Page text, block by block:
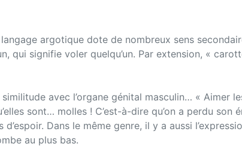
argotique dote de nombreux sens
qui signifie voler quelqu’un. Par extension, «
avec l’organe génital masculin… « Aimer
sont… molles ! C’est-à-dire qu’on a perdu
d’espoir. Dans le même genre, il y a aussi
au plus bas.